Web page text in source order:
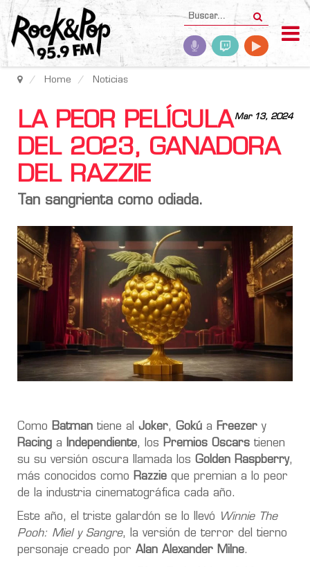
Home Noticias
Mar 13, 2024
LA PEOR PELÍCULA
DEL 2023, GANADORA
DEL RAZZIE
Tan sangrienta como odiada.
Como Batman tiene al Joker, Gokú a Freezer y
Racing a Independiente, los Premios Oscars tienen
su su versión oscura llamada los Golden Raspberry,
más conocidos como Razzie que premian a lo peor
de la industria cinematográfica cada año.
Este año, el triste galardón se lo llevó
Winnie The
Pooh: Miel y Sangre, la versión de terror del tierno
personaje creado por Alan Alexander Milne.